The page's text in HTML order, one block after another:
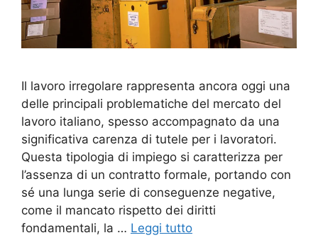
Il lavoro irregolare rappresenta ancora oggi una
delle principali problematiche del mercato del
lavoro italiano, spesso accompagnato da una
significativa carenza di tutele per i lavoratori.
Questa tipologia di impiego si caratterizza per
l’assenza di un contratto formale, portando con
sé una lunga serie di conseguenze negative,
come il mancato rispetto dei diritti
fondamentali, la … Leggi tutto